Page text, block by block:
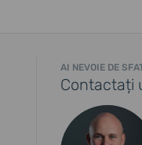
AI NEVOIE DE
Contactați